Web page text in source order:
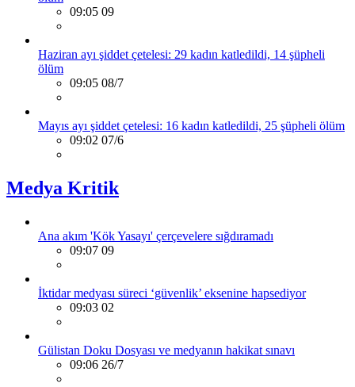
09:05 09
Haziran ayı şiddet çetelesi: 29 kadın katledildi, 14 şüpheli
ölüm
09:05 08/7
Mayıs ayı şiddet çetelesi: 16 kadın katledildi, 25 şüpheli ölüm
09:02 07/6
Medya Kritik
Ana akım 'Kök Yasayı' çerçevelere sığdıramadı
09:07 09
İktidar medyası süreci ‘güvenlik’ eksenine hapsediyor
09:03 02
Gülistan Doku Dosyası ve medyanın hakikat sınavı
09:06 26/7